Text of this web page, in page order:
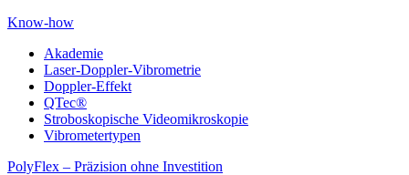
Know-how
Akademie
Laser-Doppler-Vibrometrie
Doppler-Effekt
QTec®
Stroboskopische Videomikroskopie
Vibrometertypen
PolyFlex – Präzision ohne Investition